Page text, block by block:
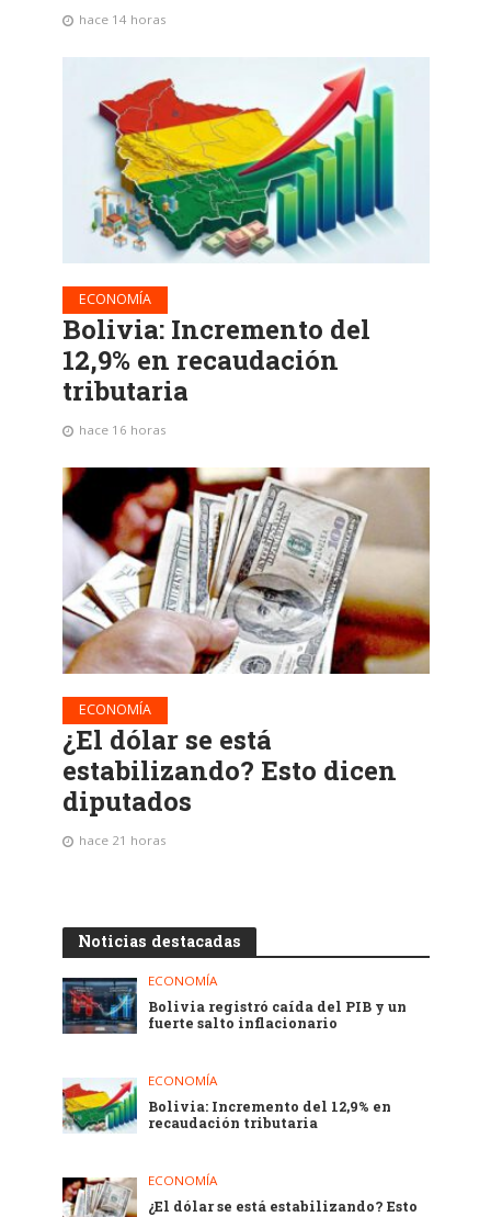
hace 14 horas
ECONOMÍA
Bolivia: Incremento del
12,9% en recaudación
tributaria
hace 16 horas
ECONOMÍA
¿El dólar se está
estabilizando? Esto dicen
diputados
hace 21 horas
Noticias destacadas
ECONOMÍA
Bolivia registró caída del PIB y un
fuerte salto inflacionario
ECONOMÍA
Bolivia: Incremento del 12,9% en
recaudación tributaria
ECONOMÍA
¿El dólar se está estabilizando? Esto